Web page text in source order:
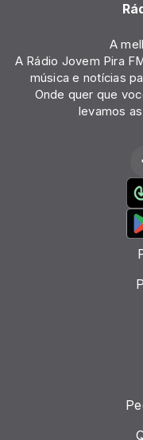
A
A Rádio Jovem Pira
música e notícias
Onde quer que
levamos